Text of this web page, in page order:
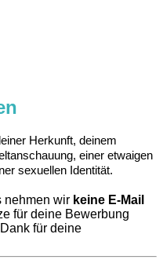
Herkunft, deinem
einer etwaigen
sexuellen Identität.
nehmen wir keine E-Mail
für deine Bewerbung
für deine